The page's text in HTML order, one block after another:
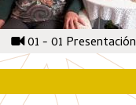
01 - 01 Presentación